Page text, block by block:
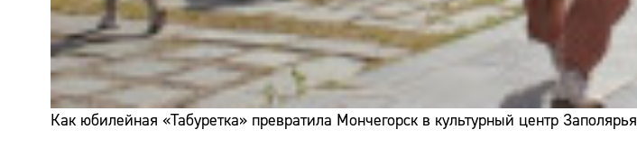
Как юбилейная «Табуретка» превратила Мончегорск в культурный центр Заполярья